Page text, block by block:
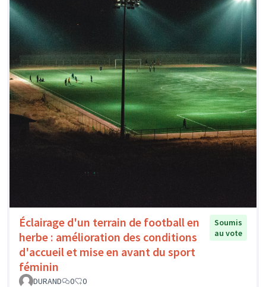
Éclairage d'un terrain de football en
herbe : amélioration des conditions
d'accueil et mise en avant du sport
féminin
Soumis
au vote
DURAND 0 0